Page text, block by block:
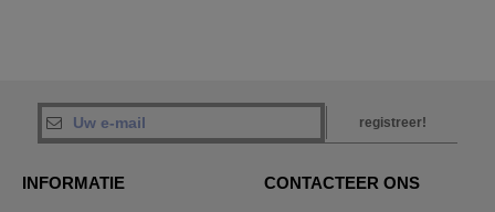
registreer!
INFORMATIE CONTACTEER ONS